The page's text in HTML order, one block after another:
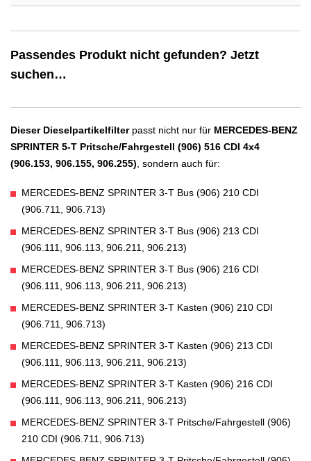
Passendes Produkt nicht gefunden? Jetzt
suchen…
Dieser Dieselpartikelfilterpasst nicht nur für MERCEDES-BENZ
SPRINTER 5-T Pritsche/Fahrgestell (906) 516 CDI 4x4
(906.153, 906.155, 906.255), sondern auch für:
MERCEDES-BENZ SPRINTER 3-T Bus (906) 210 CDI
(906.711, 906.713)
MERCEDES-BENZ SPRINTER 3-T Bus (906) 213 CDI
(906.111, 906.113, 906.211, 906.213)
MERCEDES-BENZ SPRINTER 3-T Bus (906) 216 CDI
(906.111, 906.113, 906.211, 906.213)
MERCEDES-BENZ SPRINTER 3-T Kasten (906) 210 CDI
(906.711, 906.713)
MERCEDES-BENZ SPRINTER 3-T Kasten (906) 213 CDI
(906.111, 906.113, 906.211, 906.213)
MERCEDES-BENZ SPRINTER 3-T Kasten (906) 216 CDI
(906.111, 906.113, 906.211, 906.213)
MERCEDES-BENZ SPRINTER 3-T Pritsche/Fahrgestell (906)
210 CDI (906.711, 906.713)